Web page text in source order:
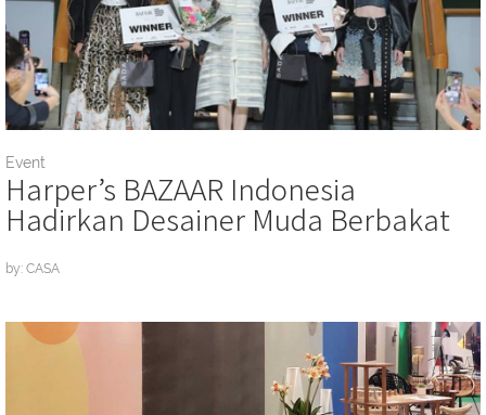
Event
Harper’s BAZAAR Indonesia
Hadirkan Desainer Muda Berbakat
by: CASA